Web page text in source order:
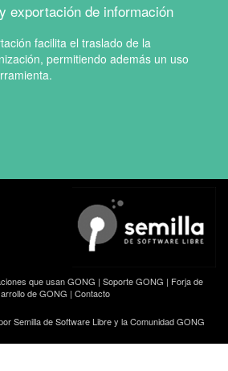
exportación de información
facilita el traslado de la
permitiendo además un uso
que usan GONG | Soporte GONG | Forja de
de GONG | Contacto
Semilla de Software Libre y la Comunidad GONG